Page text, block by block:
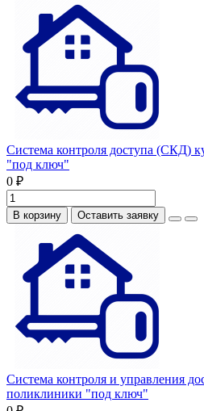
Система контроля доступа (СКД)
"под ключ"
0 ₽
В корзину Оставить заявку
Система контроля и управления
поликлиники "под ключ"